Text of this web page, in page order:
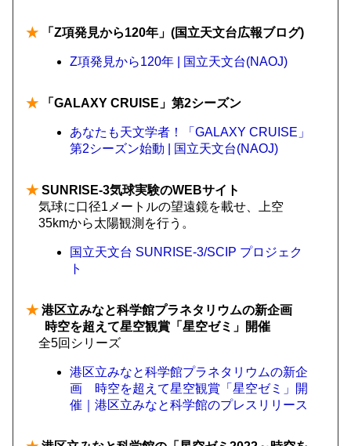
★ 「Z項発見から120年」(国立天文台広報ブログ)
Z項発見から120年 | 国立天文台(NAOJ)
★ 「GALAXY CRUISE」第2シーズン
あなたも天文学者！「GALAXY CRUISE」
第2シーズン始動 | 国立天文台(NAOJ)
★ SUNRISE-3気球実験のWEBサイト
気球に口径1メートルの望遠鏡を載せ、上空
35kmから太陽観測を行う。
国立天文台 SUNRISE-3/SCIP プロジェク
ト
★ 港区立みなと科学館プラネタリウムの新企画
時空を超えて星空観賞「星空ゼミ」開催
全5回シリーズ
港区立みなと科学館プラネタリウムの新企
画 時空を超えて星空観賞「星空ゼミ」開
催｜港区立みなと科学館のプレスリリース